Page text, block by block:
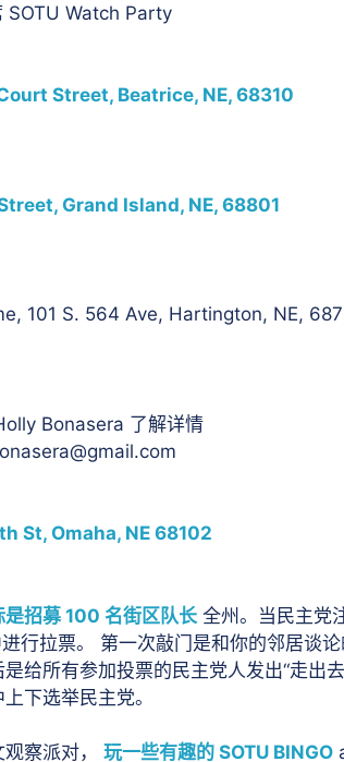
SOTU Watch Party
Street, Beatrice, NE, 68310
Grand Island, NE, 68801
101 S. 564 Ave, Hartington, NE,
Bonasera 了解详情
St, Omaha, NE 68102
招募 100 名街区队长 全州。当民主党
行拉票。 第一次敲门是和你的邻居谈
给所有参加投票的民主党人发出“走出
下选举民主党。
察派对， 玩一些有趣的 SOTU BINGO